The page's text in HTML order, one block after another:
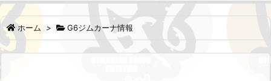
ホーム > G6ジムカーナ情報